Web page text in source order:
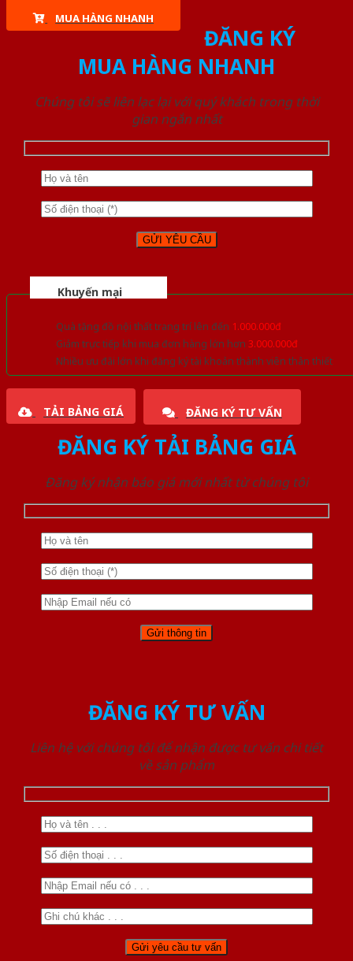
MUA HÀNG NHANH
ĐĂNG KÝ
MUA HÀNG NHANH
Chúng tôi sẽ liên lạc lại với quý khách trong thời
gian ngắn nhất
Khuyến mại
Quà tặng đồ nội thất trang trí lên đến 1.000.000đ
Giảm trực tiếp khi mua đơn hàng lớn hơn 3.000.000đ
Nhiều ưu đãi lớn khi đăng ký tài khoản thành viên thân thiết
TẢI BẢNG GIÁ ĐĂNG KÝ TƯ VẤN
ĐĂNG KÝ TẢI BẢNG GIÁ
Đăng ký nhận báo giá mới nhất từ chúng tôi
ĐĂNG KÝ TƯ VẤN
Liên hệ với chúng tôi để nhận được tư vấn chi tiết
về sản phẩm